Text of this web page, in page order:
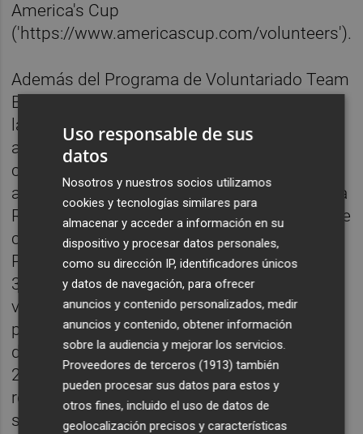
America's Cup
('https://www.americascup.com/volunteers').
Además del Programa de Voluntariado Team
B para los 68 días de actividad y eventos de
la America's Cup que tendrán lugar entre
agosto y octubre de 2024, también hay una
convocatoria inmediata de voluntarios para
ayudar al buen funcionamiento de la primera
Regata Preliminar de la America's Cup que se
celebrará en Vilanova i la Geltrú. Este
Programa de Voluntariado de AC37 busca
350 voluntarios, con preferencia para los
voluntarios locales, para las numerosas
posiciones que se ofrecen. Se requerirá
disponibilidad desde el 12 de septiembre de
2023 hasta el 17 de septiembre de 2023. Se
realizará una formación los días 12 y 13 de
septiembre de 2023.
Uso responsable de sus
datos
Nosotros y nuestros socios utilizamos
cookies y tecnologías similares para
almacenar y acceder a información en su
dispositivo y procesar datos personales,
como su dirección IP, identificadores únicos
y datos de navegación, para ofrecer
anuncios y contenido personalizados, medir
anuncios y contenido, obtener información
sobre la audiencia y mejorar los servicios.
Proveedores de terceros (1913) también
pueden procesar sus datos para estos y
otros fines, incluido el uso de datos de
geolocalización precisos y características